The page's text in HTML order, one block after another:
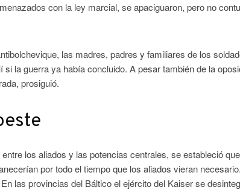
con la ley marcial, se apaciguaron, pero no
las madres, padres y familiares de los
la guerra ya había concluido. A pesar también de la
prosiguió.
los aliados y las potencias centrales, se estableció
por todo el tiempo que los aliados vieran
las provincias del Báltico el ejército del Kaiser se